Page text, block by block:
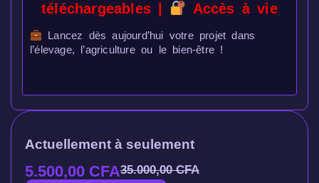
téléchargeables |
Accès à vie
Lancez dès aujourd’hui votre projet dans
l’élevage, l’agriculture ou le bien-être !
Actuellement à seulement
5.500,00 CFA35.000,00CFA